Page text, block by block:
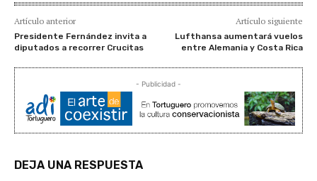
Artículo anterior
Presidente Fernández invita a
diputados a recorrer Crucitas
Artículo siguiente
Lufthansa aumentará vuelos
entre Alemania y Costa Rica
- Publicidad -
DEJA UNA RESPUESTA